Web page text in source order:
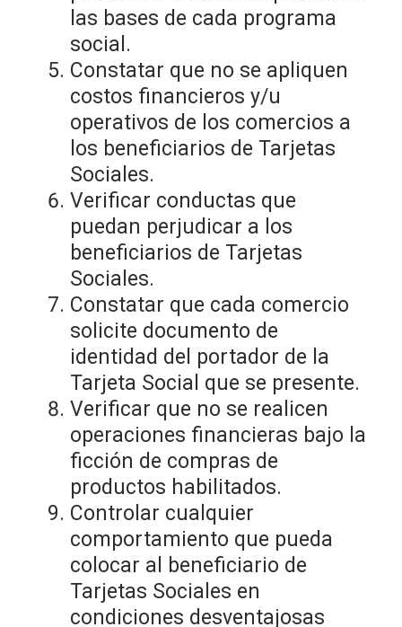
las bases de cada programa
social.
Constatar que no se apliquen
costos financieros y/u
operativos de los comercios a
los beneficiarios de Tarjetas
Sociales.
Verificar conductas que
puedan perjudicar a los
beneficiarios de Tarjetas
Sociales.
Constatar que cada comercio
solicite documento de
identidad del portador de la
Tarjeta Social que se presente.
Verificar que no se realicen
operaciones financieras bajo la
ficción de compras de
productos habilitados.
Controlar cualquier
comportamiento que pueda
colocar al beneficiario de
Tarjetas Sociales en
condiciones desventajosas